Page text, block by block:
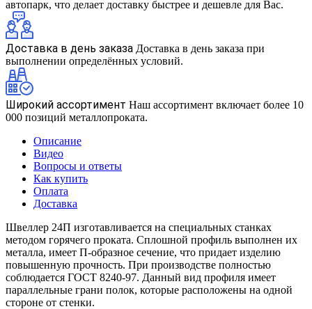
автопарк, что делает доставку быстрее и дешевле для Вас.
Доставка в день заказа Доставка в день заказа при
выполнении определённых условий.
Широкий ассортимент Наш ассортимент включает более 10
000 позиций металлопроката.
Описание
Видео
Вопросы и ответы
Как купить
Оплата
Доставка
Швеллер 24П изготавливается на специальных станках
методом горячего проката. Сплошной профиль выполнен их
металла, имеет П-образное сечение, что придает изделию
повышенную прочность. При производстве полностью
соблюдается ГОСТ 8240-97. Данный вид профиля имеет
параллельные грани полок, которые расположены на одной
стороне от стенки.